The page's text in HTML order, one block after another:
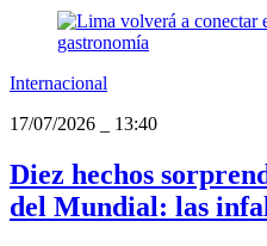
Internacional
17/07/2026
13:40
Diez hechos
del Mundial: las